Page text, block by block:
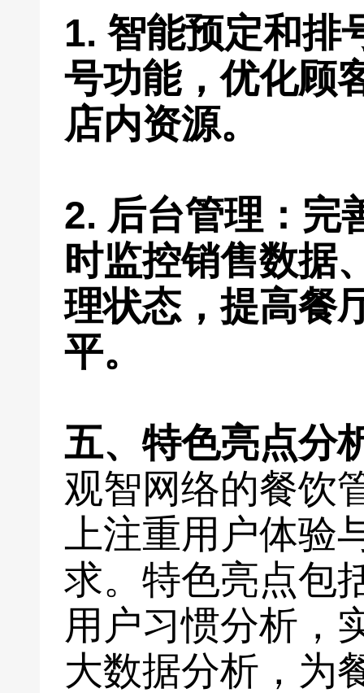
1. 智能预定和排
号功能，优化顾
店内资源。
2. 后台管理：完
时监控销售数据
理状态，提高餐
平。
五、特色亮点分
观智网络的餐饮
上注重用户体验
求。特色亮点包
用户习惯分析，
大数据分析，为